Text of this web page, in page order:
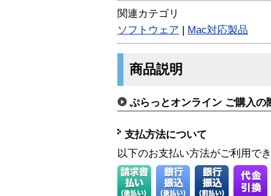
関連カテゴリ
ソフトウェア | Mac対応製品
商品説明
ぷらっとオンライン ご購入の
支払方法について
以下のお支払い方法がご利用で